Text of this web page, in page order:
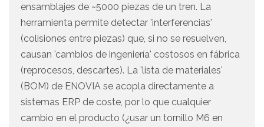
ensamblajes de ~5000 piezas de un tren. La
herramienta permite detectar 'interferencias'
(colisiones entre piezas) que, si no se resuelven,
causan 'cambios de ingeniería' costosos en fábrica
(reprocesos, descartes). La 'lista de materiales'
(BOM) de ENOVIA se acopla directamente a
sistemas ERP de coste, por lo que cualquier
cambio en el producto (¿usar un tornillo M6 en